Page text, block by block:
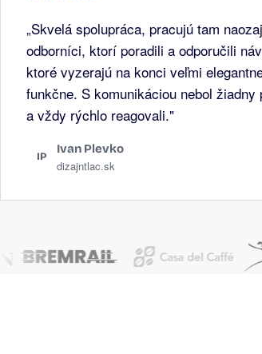
„Skvelá spolupráca, pracujú tam naozaj
odborníci, ktorí poradili a odporučili
ktoré vyzerajú na konci veľmi
funkčne. S komunikáciou nebol žiadny
a vždy rýchlo reagovali."
IP
Ivan Plevko
dizajntlac.sk